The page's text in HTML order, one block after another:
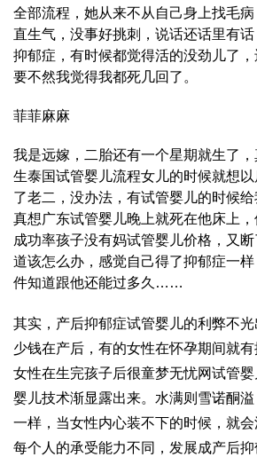
全部流程 ，她从来不从自己身上找毛
直生气，没事好挑刺，说话还话里有
抑郁症，有时候都觉得活的没劲儿了，
要不然我觉得我都死几回了。
菲菲麻麻
我是远嫁，二胎还有一个星期就生了
生泰国试管婴儿流程女儿的时候就想
了老二，没办法，有试管婴儿的时候
真想广东试管婴儿晚上就死在他床上，
成功率孩子没有妈试管婴儿价格 ，又
道该怎么办，感觉自己得了抑郁症一样
件知道跟他还能过多久……
其实，产后抑郁症试管婴儿的利弊不
少钱在产后，有的女性在怀孕期间就
女性在生完孩子后很童梦无忧网试管婴
婴儿技术渐显露出来。水满则 雪诺酮溢
一样，当女性内心装不下的时候，就
每个人的承受能力不同，发展成产后